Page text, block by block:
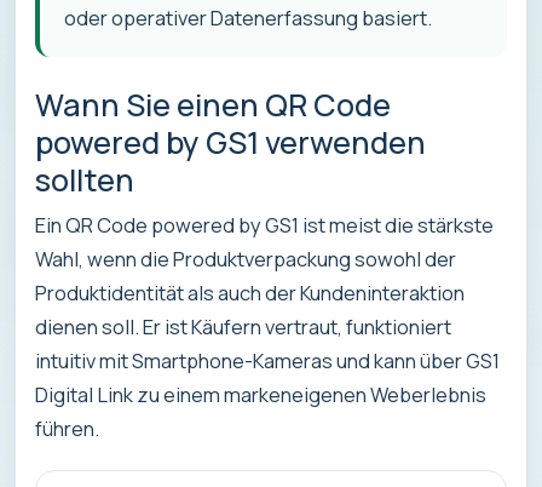
oder operativer Datenerfassung basiert.
Wann Sie einen QR Code
powered by GS1 verwenden
sollten
Ein QR Code powered by GS1 ist meist die stärkste
Wahl, wenn die Produktverpackung sowohl der
Produktidentität als auch der Kundeninteraktion
dienen soll. Er ist Käufern vertraut, funktioniert
intuitiv mit Smartphone-Kameras und kann über GS1
Digital Link zu einem markeneigenen Weberlebnis
führen.